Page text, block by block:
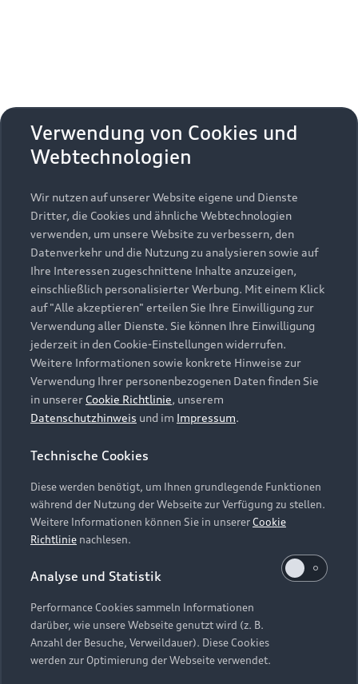
Zurück nach oben
Modelle
Alle Modelle
Modelle vergleichen
Elektromodelle
Plug-in-Hybride
Kaufen & leasen
Neuwagensuche
Gebrauchtwagensuche
Gebrauchtwagen
Finanzierung
Aktionen & Angebote
Geschäftskunden
Service & Zubehör
Saisonale Angebote
Audi Services
Garantie
Audi digital services
myAudi
Support
Kundenservice
Händlersuche
Audi Code
Online-Terminvereinbarung
Servicekontakt
Vertrag widerrufen
Über Audi
Unternehmen
Karriere
Investor Relations
Presse & Media Center
Datenschutz
Audi erleben
Newsletter
Impressum Rechtliches
Hinweisgebersystem
Datenschutzinformation
Cookie-Einstellungen
Cookie-Richtlinie
Barrierefreiheit
Hinweis: Die aktuelle Darstellung und Anordnung der
Embleme am Fahrzeug bei allen Abbildungen auf dieser
Webseite kann abweichen.
Verwendung von Cookies und
Webtechnologien
Wir nutzen auf unserer Website eigene und Dienste
Dritter, die Cookies und ähnliche Webtechnologien
verwenden, um unsere Website zu verbessern, den
Datenverkehr und die Nutzung zu analysieren sowie auf
Ihre Interessen zugeschnittene Inhalte anzuzeigen,
einschließlich personalisierter Werbung. Mit einem Klick
auf "Alle akzeptieren" erteilen Sie Ihre Einwilligung zur
Verwendung aller Dienste. Sie können Ihre Einwilligung
jederzeit in den Cookie-Einstellungen widerrufen.
Weitere Informationen sowie konkrete Hinweise zur
Verwendung Ihrer personenbezogenen Daten finden Sie
in unserer Cookie Richtlinie, unserem
Datenschutzhinweis und im Impressum.
Technische Cookies
Diese werden benötigt, um Ihnen grundlegende Funktionen
während der Nutzung der Webseite zur Verfügung zu stellen.
Weitere Informationen können Sie in unsererCookie
Richtlinie nachlesen.
Analyse und Statistik
Performance Cookies sammeln Informationen
darüber, wie unsere Webseite genutzt wird (z. B.
Anzahl der Besuche, Verweildauer). Diese Cookies
werden zur Optimierung der Webseite verwendet.